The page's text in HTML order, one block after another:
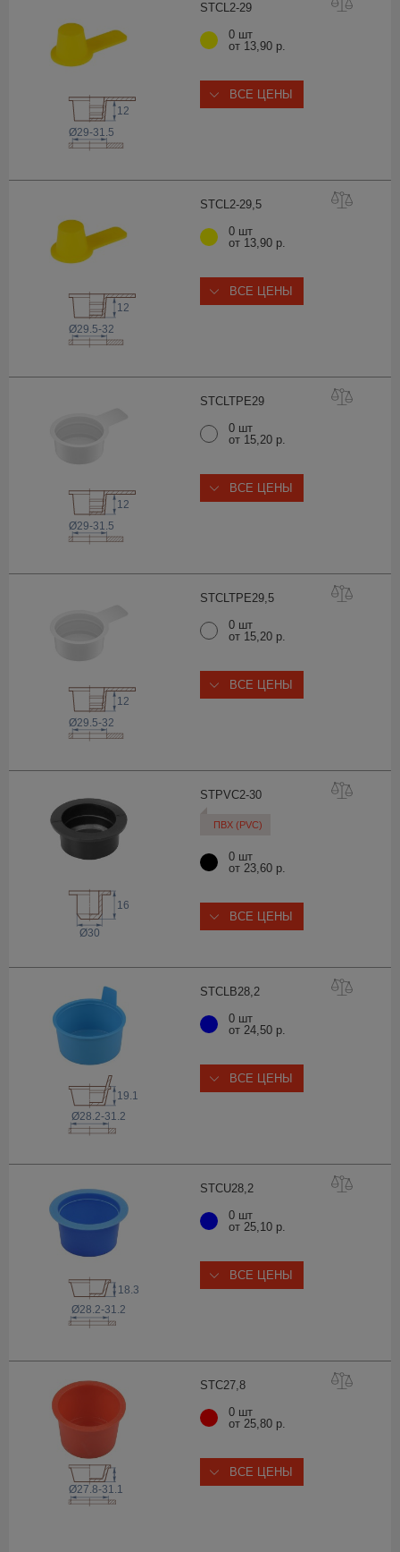
STCL2-29
12
Ø29-31.5
0 шт
от 13,90 р.
ВСЕ ЦЕНЫ
STCL2-29,5
12
Ø29.5-32
0 шт
от 13,90 р.
ВСЕ ЦЕНЫ
STCLTPE29
12
Ø29-31.5
0 шт
от 15,20 р.
ВСЕ ЦЕНЫ
STCLTPE29,5
12
Ø29.5-32
0 шт
от 15,20 р.
ВСЕ ЦЕНЫ
STPVC2-30
ПВХ (PVC)
Ø30
16
0 шт
от 23,60 р.
ВСЕ ЦЕНЫ
STCLB28,2
Ø28.2-31.2
19.1
0 шт
от 24,50 р.
ВСЕ ЦЕНЫ
STCU28,2
Ø28.2-31.2
18.3
0 шт
от 25,10 р.
ВСЕ ЦЕНЫ
STC27,8
Ø27.8-31.1
0 шт
от 25,80 р.
ВСЕ ЦЕНЫ